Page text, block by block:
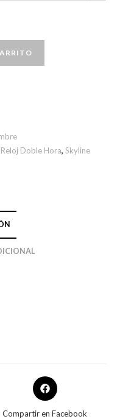
Reloj Doble Hora,Skyline
Compartir en Facebook